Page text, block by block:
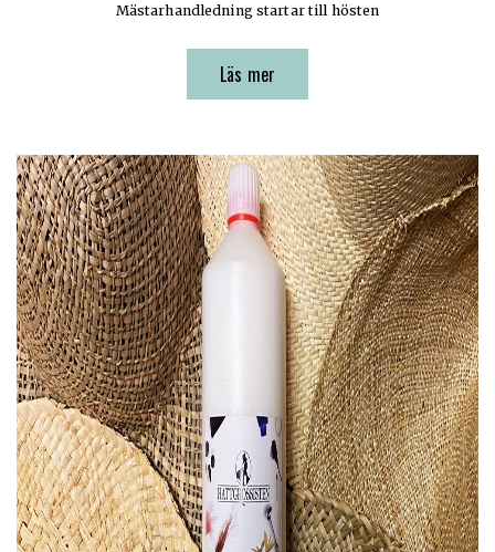
Mästarhandledning startar till hösten
Läs mer